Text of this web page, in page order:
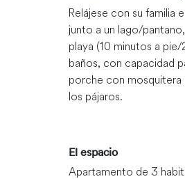
Relájese con su familia
junto a un lago/
playa (10 minutos a
baños, con capacidad
porche con mosquitera
los pájaros.
El espacio
Apartamento de 3